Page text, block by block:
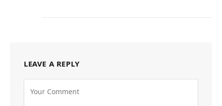
LEAVE A REPLY